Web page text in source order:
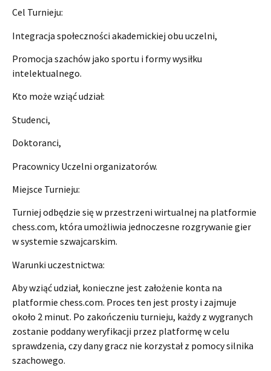
Cel Turnieju:
Integracja społeczności akademickiej obu uczelni,
Promocja szachów jako sportu i formy wysiłku
intelektualnego.
Kto może wziąć udział:
Studenci,
Doktoranci,
Pracownicy Uczelni organizatorów.
Miejsce Turnieju:
Turniej odbędzie się w przestrzeni wirtualnej na platformie
chess.com, która umożliwia jednoczesne rozgrywanie gier
w systemie szwajcarskim.
Warunki uczestnictwa:
Aby wziąć udział, konieczne jest założenie konta na
platformie chess.com. Proces ten jest prosty i zajmuje
około 2 minut. Po zakończeniu turnieju, każdy z wygranych
zostanie poddany weryfikacji przez platformę w celu
sprawdzenia, czy dany gracz nie korzystał z pomocy silnika
szachowego.